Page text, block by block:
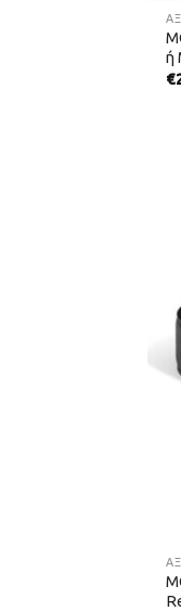
ή
€